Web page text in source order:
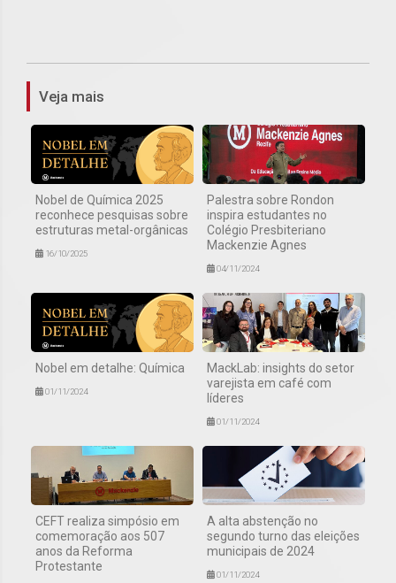
Veja mais
Nobel de Química 2025
reconhece pesquisas sobre
estruturas metal-orgânicas
16/10/2025
Palestra sobre Rondon
inspira estudantes no
Colégio Presbiteriano
Mackenzie Agnes
04/11/2024
Nobel em detalhe: Química
01/11/2024
MackLab: insights do setor
varejista em café com
líderes
01/11/2024
CEFT realiza simpósio em
comemoração aos 507
anos da Reforma
Protestante
A alta abstenção no
segundo turno das eleições
municipais de 2024
01/11/2024